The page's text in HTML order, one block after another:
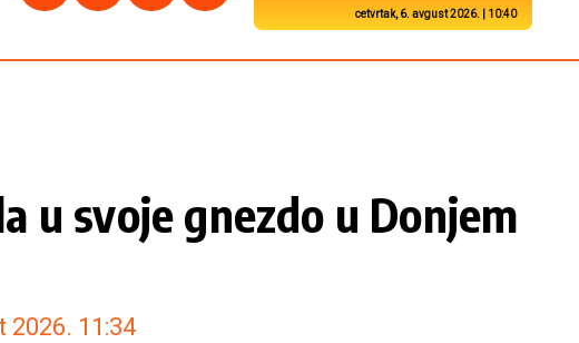
cetvrtak, 6. avgust 2026. | 10:40
u svoje gnezdo u Donjem
2026. 11:34